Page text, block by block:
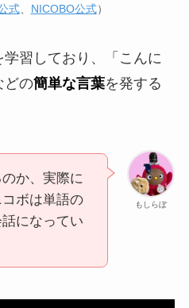
式、 NICOBO公式）
習しており、「こんに
どの簡単な言葉を発する
もしらぼ
か、実際に
ボは単語の
になってい